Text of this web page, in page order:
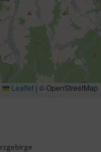
Leaflet | © OpenStreetMap